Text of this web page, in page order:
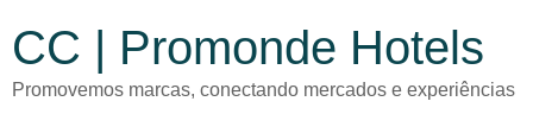
CC | Promonde Hotels
Promovemos marcas, conectando mercados e experiências